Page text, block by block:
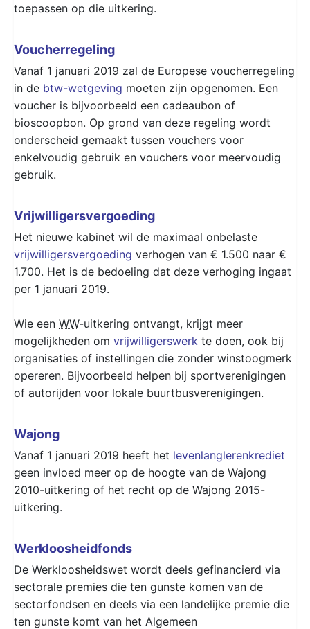
toepassen op die uitkering.
Voucherregeling
Vanaf 1 januari 2019 zal de Europese voucherregeling
in de btw-wetgeving moeten zijn opgenomen. Een
voucher is bijvoorbeeld een cadeaubon of
bioscoopbon. Op grond van deze regeling wordt
onderscheid gemaakt tussen vouchers voor
enkelvoudig gebruik en vouchers voor meervoudig
gebruik.
Vrijwilligersvergoeding
Het nieuwe kabinet wil de maximaal onbelaste
vrijwilligersvergoeding verhogen van € 1.500 naar €
1.700. Het is de bedoeling dat deze verhoging ingaat
per 1 januari 2019.
Wie een WW-uitkering ontvangt, krijgt meer
mogelijkheden om vrijwilligerswerk te doen, ook bij
organisaties of instellingen die zonder winstoogmerk
opereren. Bijvoorbeeld helpen bij sportverenigingen
of autorijden voor lokale buurtbusverenigingen.
Wajong
Vanaf 1 januari 2019 heeft het levenlanglerenkrediet
geen invloed meer op de hoogte van de Wajong
2010-uitkering of het recht op de Wajong 2015-
uitkering.
Werkloosheidfonds
De Werkloosheidswet wordt deels gefinancierd via
sectorale premies die ten gunste komen van de
sectorfondsen en deels via een landelijke premie die
ten gunste komt van het Algemeen